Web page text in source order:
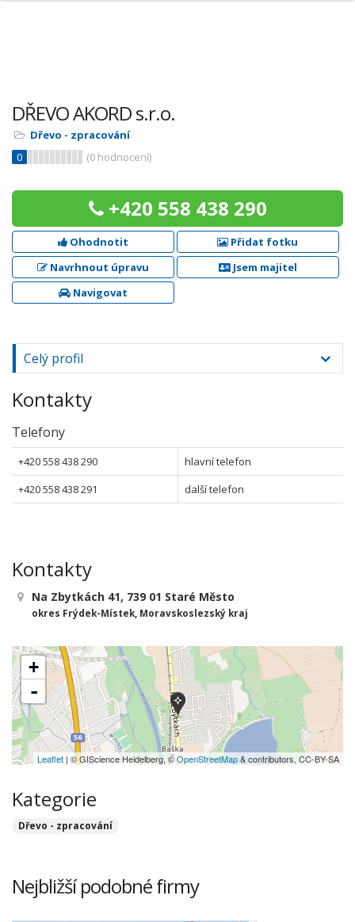
DŘEVO AKORD s.r.o.
Dřevo - zpracování
0
(0 hodnocení)
+420 558 438 290
Ohodnotit
Přidat fotku
Navrhnout úpravu
Jsem majitel
Navigovat
Celý profil
Kontakty
Telefony
+420 558 438 290
hlavní telefon
+420 558 438 291
další telefon
Kontakty
Na Zbytkách 41, 739 01 Staré Město
okres Frýdek-Místek, Moravskoslezský kraj
+
-
Leaflet | © GIScience Heidelberg, ©OpenStreetMap& contributors, CC-BY-SA
Kategorie
Dřevo - zpracování
Nejbližší podobné firmy